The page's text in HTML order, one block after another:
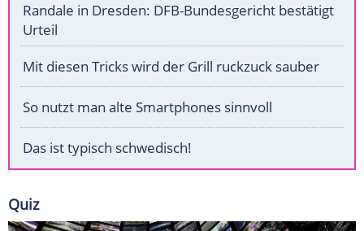
Randale in Dresden: DFB-Bundesgericht bestätigt
Urteil
Mit diesen Tricks wird der Grill ruckzuck sauber
So nutzt man alte Smartphones sinnvoll
Das ist typisch schwedisch!
Quiz